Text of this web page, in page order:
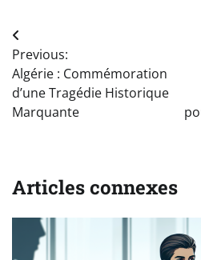
Navigation
de
l’article
Previous:
Algérie : Commémoration
d’une Tragédie Historique
Marquante
Articles connexes